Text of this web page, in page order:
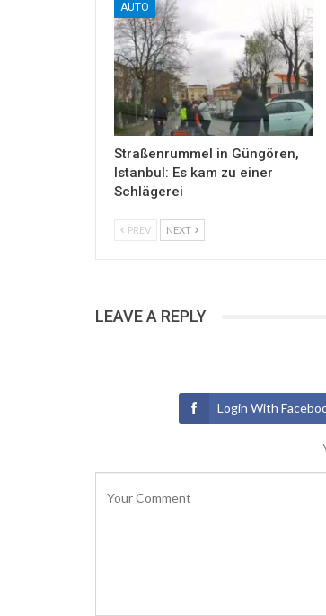
AUTO
Straßenrummel in Güngören,
Istanbul: Es kam zu einer
Schlägerei
PREV NEXT
LEAVE A REPLY
Login With